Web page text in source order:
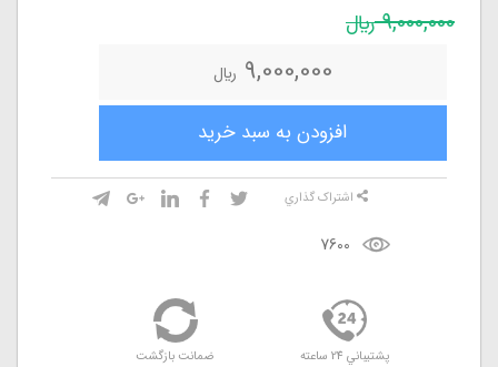
9,000,000 ريال
9,000,000 ريال
افزودن به سبد خريد
7600
اشتراک گذاري
پشتيباني 24 ساعته ضمانت بازگشت